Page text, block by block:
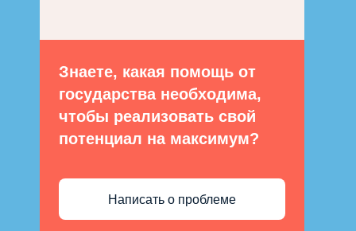
Знаете, какая помощь от
государства необходима,
чтобы реализовать свой
потенциал на максимум?
Написать о проблеме